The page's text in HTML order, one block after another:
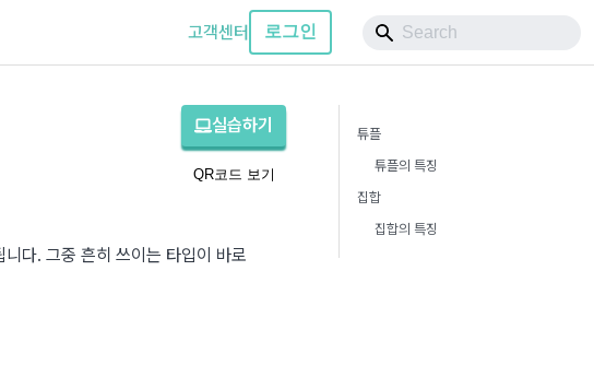
고객센터 로그인
실습하기
QR코드 보기
튜플
튜플의 특징
집합
집합의 특징